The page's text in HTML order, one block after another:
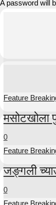
A password will
Feature
मसोटखोला
0
Feature
जङ्गली
0
Feature